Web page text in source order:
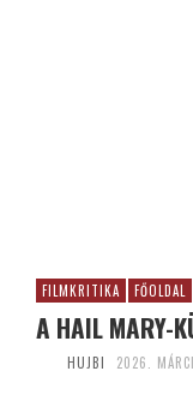
FILMKRITIKA FŐOLDAL
A HAIL MARY-
HUJBI 2026.